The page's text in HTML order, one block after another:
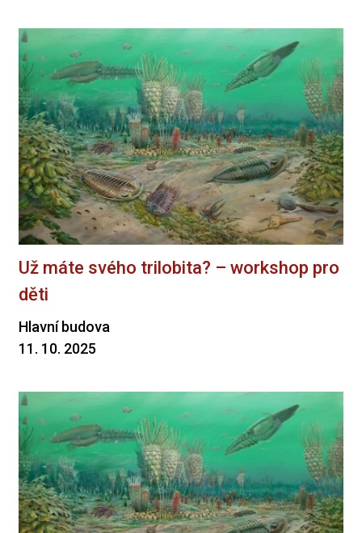
Už máte svého trilobita? – workshop pro
děti
Hlavní budova
11. 10. 2025